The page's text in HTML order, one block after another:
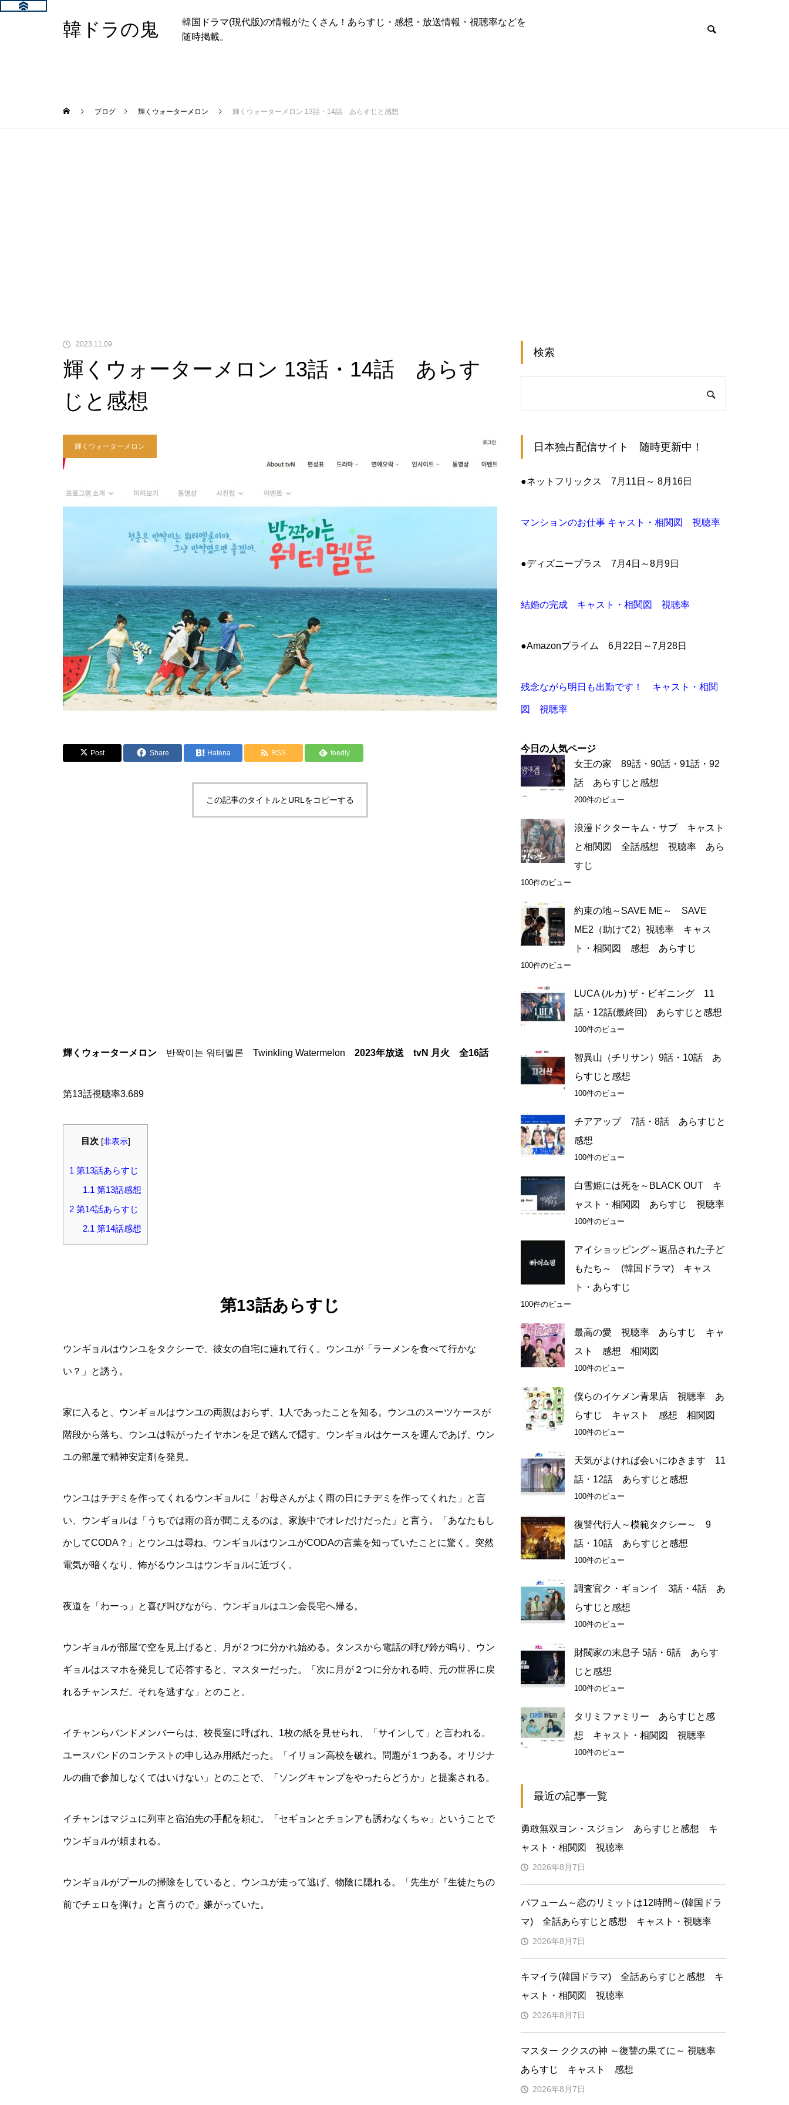
韓ドラの鬼
韓国ドラマ(現代版)の情報がたくさん！あらすじ・感想・放送情報・視聴率などを
随時掲載。
ブログ 輝くウォーターメロン 輝くウォーターメロン 13話・14話 あらすじと感想
2023.11.09
輝くウォーターメロン 13話・14話 あらす
じと感想
輝くウォーターメロン
Post Share Hatena RSS feedly
この記事のタイトルとURLをコピーする
輝くウォーターメロン 반짝이는 워터멜론 Twinkling Watermelon 2023年放送 tvN 月火 全16話
第13話視聴率3.689
目次 [非表示]
1 第13話あらすじ
1.1 第13話感想
2 第14話あらすじ
2.1 第14話感想
第13話あらすじ
ウンギョルはウンユをタクシーで、彼女の自宅に連れて行く。ウンユが「ラーメンを食べて行かな
い？」と誘う。
家に入ると、ウンギョルはウンユの両親はおらず、1人であったことを知る。ウンユのスーツケースが
階段から落ち、ウンユは転がったイヤホンを足で踏んで隠す。ウンギョルはケースを運んであげ、ウン
ユの部屋で精神安定剤を発見。
ウンユはチヂミを作ってくれるウンギョルに「お母さんがよく雨の日にチヂミを作ってくれた」と言
い、ウンギョルは「うちでは雨の音が聞こえるのは、家族中でオレだけだった」と言う。「あなたもし
かしてCODA？」とウンユは尋ね、ウンギョルはウンユがCODAの言葉を知っていたことに驚く。突然
電気が暗くなり、怖がるウンユはウンギョルに近づく。
夜道を「わーっ」と喜び叫びながら、ウンギョルはユン会長宅へ帰る。
ウンギョルが部屋で空を見上げると、月が２つに分かれ始める。タンスから電話の呼び鈴が鳴り、ウン
ギョルはスマホを発見して応答すると、マスターだった。「次に月が２つに分かれる時、元の世界に戻
れるチャンスだ。それを逃すな」とのこと。
イチャンらバンドメンバーらは、校長室に呼ばれ、1枚の紙を見せられ、「サインして」と言われる。
ユースバンドのコンテストの申し込み用紙だった。「イリョン高校を破れ。問題が１つある。オリジナ
ルの曲で参加しなくてはいけない」とのことで、「ソングキャンプをやったらどうか」と提案される。
イチャンはマジュに列車と宿泊先の手配を頼む。「セギョンとチョンアも誘わなくちゃ」ということで
ウンギョルが頼まれる。
ウンギョルがプールの掃除をしていると、ウンユが走って逃げ、物陰に隠れる。「先生が『生徒たちの
前でチェロを弾け』と言うので」嫌がっていた。
検索
日本独占配信サイト 随時更新中！
●ネットフリックス 7月11日～ 8月16日
マンションのお仕事 キャスト・相関図 視聴率
●ディズニープラス 7月4日～8月9日
結婚の完成 キャスト・相関図 視聴率
●Amazonプライム 6月22日～7月28日
残念ながら明日も出勤です！ キャスト・相関
図 視聴率
今日の人気ページ
女王の家 89話・90話・91話・92
話 あらすじと感想
200件のビュー
浪漫ドクターキム・サブ キャスト
と相関図 全話感想 視聴率 あら
すじ
100件のビュー
約束の地～SAVE ME～ SAVE
ME2（助けて2）視聴率 キャス
ト・相関図 感想 あらすじ
100件のビュー
LUCA (ルカ) ザ・ビギニング 11
話・12話(最終回) あらすじと感想
100件のビュー
智異山（チリサン）9話・10話 あ
らすじと感想
100件のビュー
チアアップ 7話・8話 あらすじと
感想
100件のビュー
白雪姫には死を～BLACK OUT キ
ャスト・相関図 あらすじ 視聴率
100件のビュー
アイショッピング～返品された子ど
もたち～ (韓国ドラマ) キャス
ト・あらすじ
100件のビュー
最高の愛 視聴率 あらすじ キャ
スト 感想 相関図
100件のビュー
僕らのイケメン青果店 視聴率 あ
らすじ キャスト 感想 相関図
100件のビュー
天気がよければ会いにゆきます 11
話・12話 あらすじと感想
100件のビュー
復讐代行人～模範タクシー～ 9
話・10話 あらすじと感想
100件のビュー
調査官ク・ギョンイ 3話・4話 あ
らすじと感想
100件のビュー
財閥家の末息子 5話・6話 あらす
じと感想
100件のビュー
タリミファミリー あらすじと感
想 キャスト・相関図 視聴率
100件のビュー
最近の記事一覧
勇敢無双ヨン・スジョン あらすじと感想 キ
ャスト・相関図 視聴率
2026年8月7日
パフューム～恋のリミットは12時間～(韓国ドラ
マ) 全話あらすじと感想 キャスト・視聴率
2026年8月7日
キマイラ(韓国ドラマ) 全話あらすじと感想 キ
ャスト・相関図 視聴率
2026年8月7日
マスター ククスの神 ～復讐の果てに～ 視聴率
あらすじ キャスト 感想
2026年8月7日